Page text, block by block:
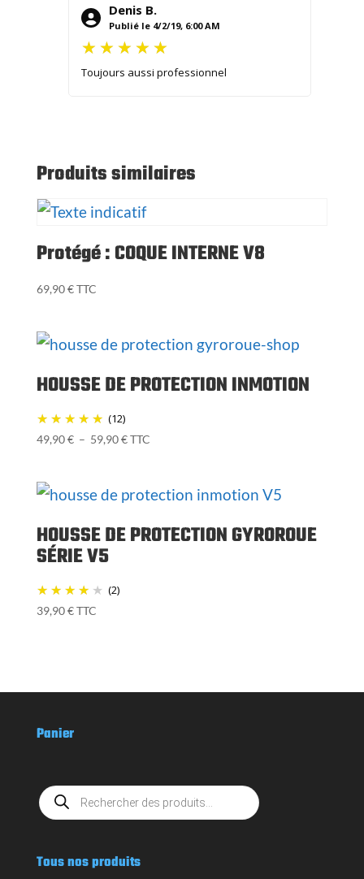
Denis B.
Publié le 4/2/19, 6:00 AM
Toujours aussi professionnel
Produits similaires
Protégé : COQUE INTERNE V8
69,90€TTC
HOUSSE DE PROTECTION INMOTION
(12)
49,90€ – 59,90€Plage
49,90 €
59,90 €
TTC
HOUSSE DE PROTECTION GYROROUE
SÉRIE V5
(2)
39,90€TTC
Panier
Recherche
de
produits
Tous nos produits